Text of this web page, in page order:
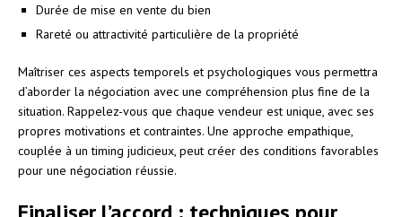
Durée de mise en vente du bien
Rareté ou attractivité particulière de la propriété
Maîtriser ces aspects temporels et psychologiques vous permettra
d’aborder la négociation avec une compréhension plus fine de la
situation. Rappelez-vous que chaque vendeur est unique, avec ses
propres motivations et contraintes. Une approche empathique,
couplée à un timing judicieux, peut créer des conditions favorables
pour une négociation réussie.